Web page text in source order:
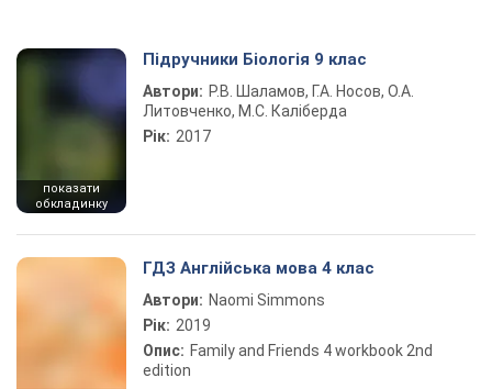
показати
обкладинку
Підручники Біологія 9 клас
Автори: Р.В. Шаламов, Г.А. Носов, О.А.
Литовченко, М.С. Каліберда
Рік: 2017
ГДЗ Англійська мова 4 клас
Автори: Naomi Simmons
Рік: 2019
Опис: Family and Friends 4 workbook 2nd
edition